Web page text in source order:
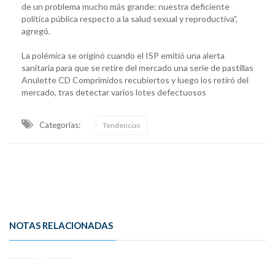
de un problema mucho más grande: nuestra deficiente
política pública respecto a la salud sexual y reproductiva”,
agregó.
La polémica se originó cuando el ISP emitió una alerta
sanitaria para que se retire del mercado una serie de pastillas
Anulette CD Comprimidos recubiertos y luego los retiró del
mercado, tras detectar varios lotes defectuosos
Categorias: Tendencias
NOTAS RELACIONADAS